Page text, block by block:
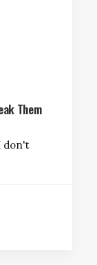
Them
don't